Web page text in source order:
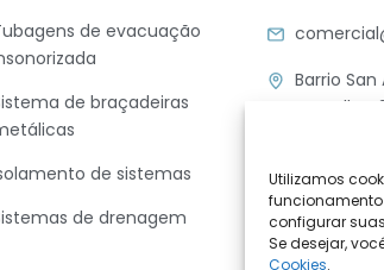
Utilizamos
funcionamento
configurar
Se desejar,
Cookies.
de evacuação
de braçadeiras
de sistemas
de drenagem
Barrio San
Pontellas,
36412 O
SPAIN